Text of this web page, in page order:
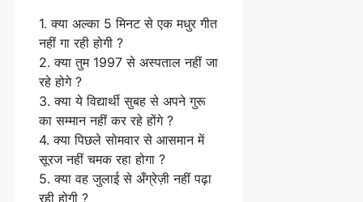
1. क्या अल्का 5 मिनट से एक मधुर गीत
नहीं गा रही होगी ?
2. क्या तुम 1997 से अस्पताल नहीं जा
रहे होगे ?
3. क्या ये विद्यार्थी सुबह से अपने गुरू
का सम्मान नहीं कर रहे होंगे ?
4. क्या पिछले सोमवार से आसमान में
सूरज नहीं चमक रहा होगा ?
5. क्या वह जुलाई से अँग्रेज़ी नहीं पढ़ा
रही होगी ?